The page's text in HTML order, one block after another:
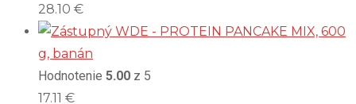
28.10 €
WDE - PROTEIN PANCAKE MIX, 600
g, banán
Hodnotenie 5.00 z 5
17.11 €